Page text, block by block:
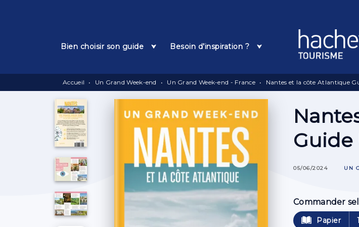
Bien choisir son guide Besoin d’inspiration ?
Accueil • Un Grand Week-end • Un Grand Week-end - France • Nantes et la côte Atlantique
Guide
05/06/2024 UN
Commander
Papier